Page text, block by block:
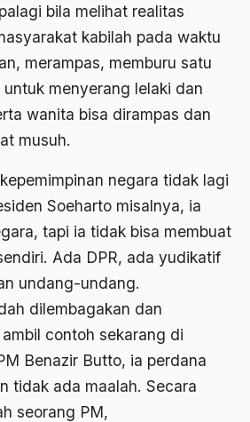
bila melihat realitas
kabilah pada waktu
merampas, memburu satu
menyerang lelaki dan
wanita bisa dirampas dan
musuh.
negara tidak lagi
Soeharto misalnya, ia
tapi ia tidak bisa membuat
Ada DPR, ada yudikatif
undang-undang.
dilembagakan dan
contoh sekarang di
Benazir Butto, ia perdana
tidak ada maalah. Secara
seorang PM,